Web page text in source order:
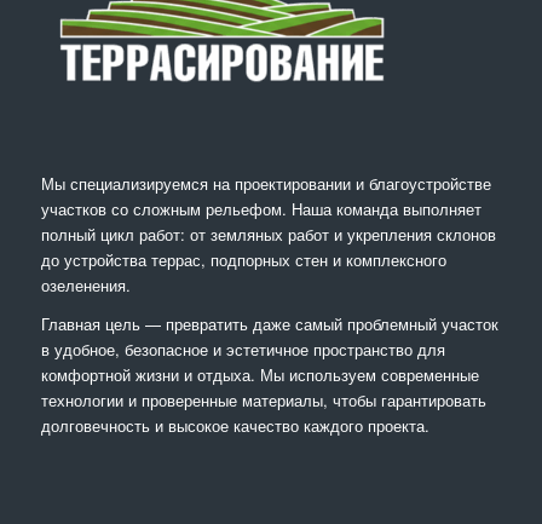
Мы специализируемся на проектировании и благоустройстве
участков со сложным рельефом. Наша команда выполняет
полный цикл работ: от земляных работ и укрепления склонов
до устройства террас, подпорных стен и комплексного
озеленения.
Главная цель — превратить даже самый проблемный участок
в удобное, безопасное и эстетичное пространство для
комфортной жизни и отдыха. Мы используем современные
технологии и проверенные материалы, чтобы гарантировать
долговечность и высокое качество каждого проекта.